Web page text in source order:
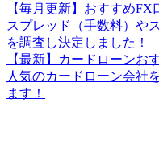
【毎月更新】おすすめFX
スプレッド（手数料）や
を調査し決定しました！
【最新】カードローンお
人気のカードローン会社
ます！